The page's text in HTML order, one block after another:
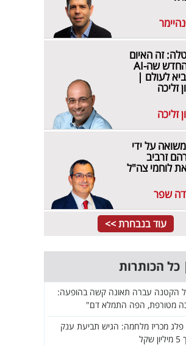
זה האיום
הכלכלי החדש שה-AI
לעולם |
זליכה
זליכה
על ידי
זרביב
לוחמי צה"ל
שפר
עוד בנבחרת >>
הקטנה עברה תאונה קשה בהופעה:
מטורפת, הפה התמלא דם"
פלג מכריז מלחמה: הגיש תביעת ענק